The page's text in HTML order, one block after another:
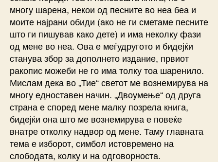
многу шарена, некои од песните во неа беа и
моите најрани обиди (ако не ги сметаме песните
што ги пишував како дете) и има неколку фази
од мене во неа. Ова е меѓудругото и бидејќи
станува збор за дополнето издание, првиот
ракопис можеби не го има толку тоа шаренило.
Мислам дека во „Тие“ светот ме вознемирува на
многу едноставен начин. „Двоумење“ од друга
страна е според мене малку позрела книга,
бидејќи она што ме вознемирува е повеќе
внатре отколку надвор од мене. Таму главната
тема е изборот, симбол истовремено на
слободата, колку и на одговорноста.